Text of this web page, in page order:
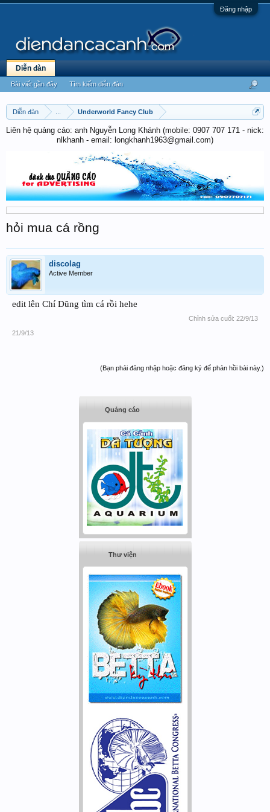
Đăng nhập
Diễn đàn Underworld Fancy Club
Liên hệ quảng cáo: anh Nguyễn Long Khánh (mobile: 0907 707 171 - nick:
nlkhanh - email: longkhanh1963@gmail.com)
hỏi mua cá rồng
discolag
Active Member
edit lên Chí Dũng tìm cá rồi hehe
Chỉnh sửa cuối: 22/9/13
21/9/13
(Bạn phải đăng nhập hoặc đăng ký để phản hồi bài này.)
Quảng cáo
Thư viện
Diễn đàn
Bài viết gần đây Tìm kiếm diễn đàn